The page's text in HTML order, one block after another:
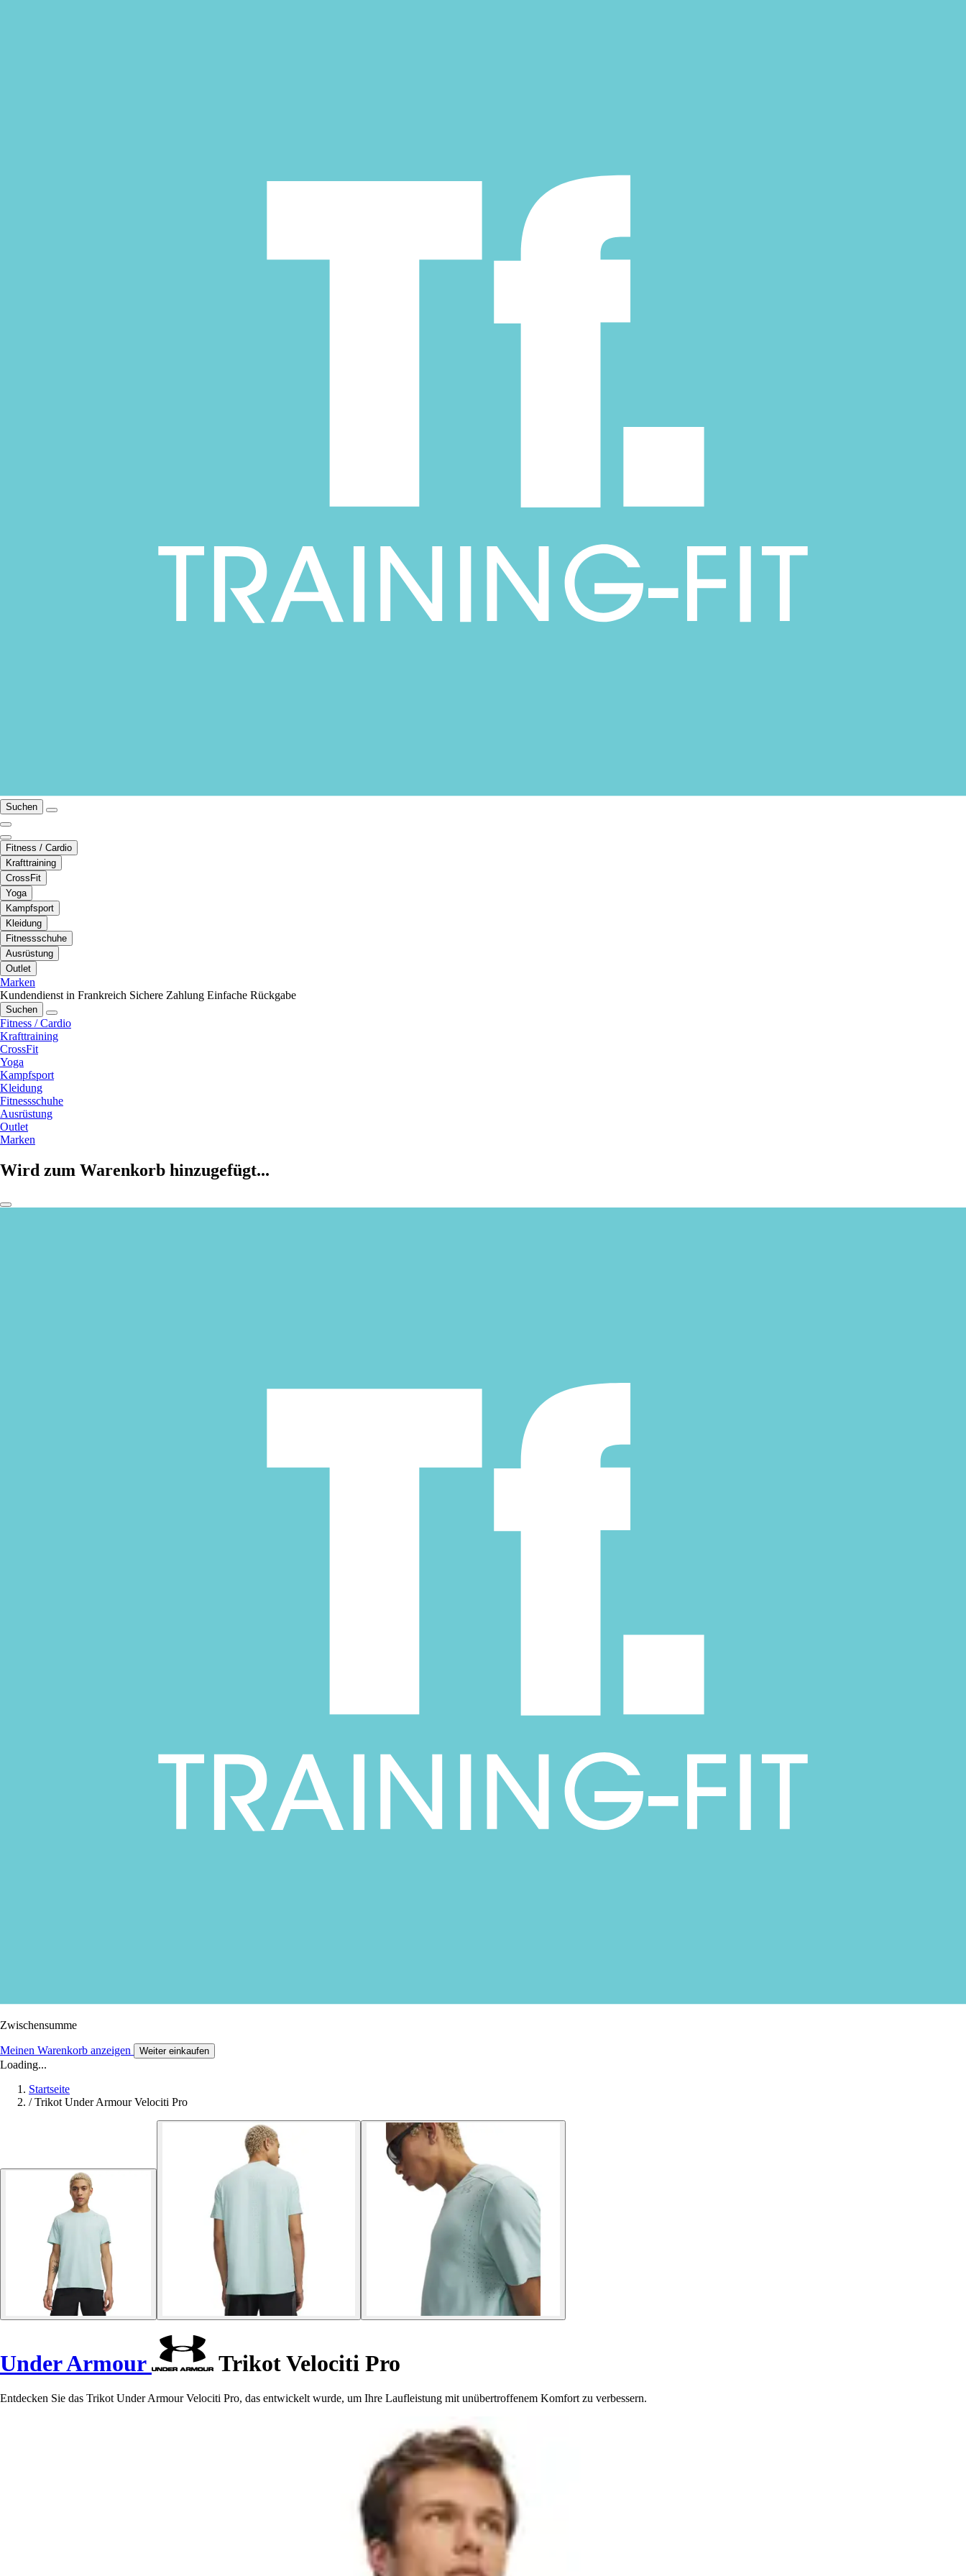
Suchen
Fitness / Cardio
Krafttraining
CrossFit
Yoga
Kampfsport
Kleidung
Fitnessschuhe
Ausrüstung
Outlet
Marken
Kundendienst in Frankreich Sichere Zahlung Einfache Rückgabe
Suchen
Fitness / Cardio
Krafttraining
CrossFit
Yoga
Kampfsport
Kleidung
Fitnessschuhe
Ausrüstung
Outlet
Marken
Wird zum Warenkorb hinzugefügt...
Zwischensumme
Meinen Warenkorb anzeigen Weiter einkaufen
Loading...
Startseite
/ Trikot Under Armour Velociti Pro
Under Armour Trikot Velociti Pro
Entdecken Sie das Trikot Under Armour Velociti Pro, das entwickelt wurde, um Ihre Laufleistung mit unübertroffenem Komfort zu verbessern.